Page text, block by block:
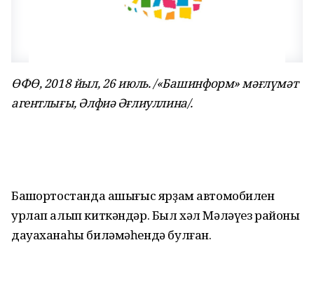
ӨФӨ, 2018 йыл, 26 июль. /«Башинформ» мәғлүмәт
агентлығы, Әлфиә Әғлиуллина/.
Башҡортостанда ашығыс ярҙам автомобилен
урлап алып киткәндәр. Был хәл Мәләүез районы
дауаханаһы биләмәһендә булған.